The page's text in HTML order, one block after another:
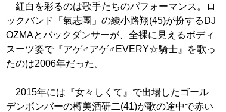
紅白を彩るのは歌手たちのパフォーマンス。ロ
ックバンド「氣志團」の綾小路翔(45)が扮するDJ
OZMAとバックダンサーが、全裸に見えるボディ
スーツ姿で『アゲ♂アゲ♂EVERY☆騎士』を歌っ
たのは2006年だった。
2015年には『女々しくて』で出場したゴール
デンボンバーの樽美酒研二(41)が歌の途中で赤い